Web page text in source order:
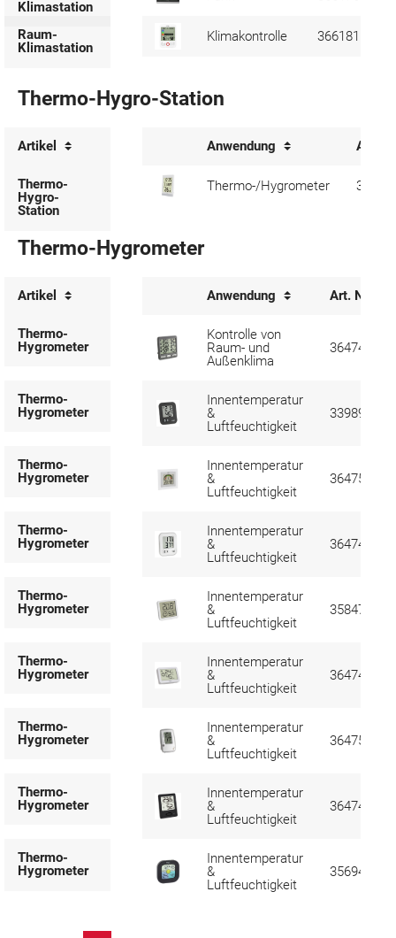
Klimastation
Raum-
Klimastation
Klimakontrolle 366181
Thermo-Hygro-Station
Artikel Anwendung Art.
Thermo-
Hygro-
Station
Thermo-/Hygrometer
Thermo-Hygrometer
Artikel Anwendung Art. Nr.
Thermo-
Hygrometer
Kontrolle von
Raum- und
Außenklima
364743
Thermo-
Hygrometer
Innentemperatur
&
Luftfeuchtigkeit
339898
Thermo-
Hygrometer
Innentemperatur
&
Luftfeuchtigkeit
364752
Thermo-
Hygrometer
Innentemperatur
&
Luftfeuchtigkeit
364749
Thermo-
Hygrometer
Innentemperatur
&
Luftfeuchtigkeit
358477
Thermo-
Hygrometer
Innentemperatur
&
Luftfeuchtigkeit
364747
Thermo-
Hygrometer
Innentemperatur
&
Luftfeuchtigkeit
364753
Thermo-
Hygrometer
Innentemperatur
&
Luftfeuchtigkeit
364748
Thermo-
Hygrometer
Innentemperatur
&
Luftfeuchtigkeit
356943